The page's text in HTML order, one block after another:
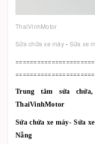
ThaiVinhMotor
Sửa chữa xe máy- Sửa xe
Trung tâm sửa
ThaiVinhMotor
Sửa chửa xe máy- Sửa
Nẵng